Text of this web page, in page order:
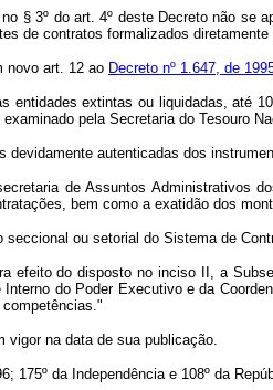
§ 3º do art. 4º deste Decreto não se
de contratos formalizados
novo art. 12 ao Decreto nº 1.647, de
entidades extintas ou liquidadas, até
pela Secretaria do Tesouro
devidamente autenticadas dos
de Assuntos Administrativos
bem como a exatidão dos
seccional ou setorial do Sistema de
efeito do disposto no inciso II, a
do Poder Executivo e da
vigor na data de sua publicação.
da Independência e 108º da